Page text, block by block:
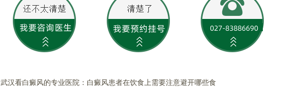
武汉看白癜风的专业医院：白癜风患者在饮食上需要注意避开哪些食